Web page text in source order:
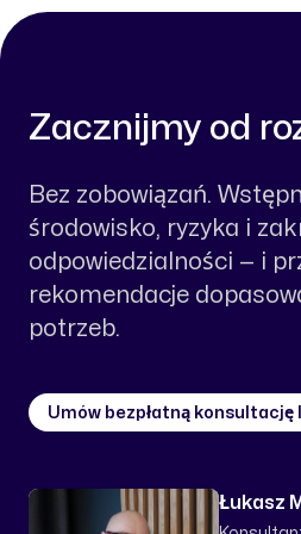
Zacznijmy od
Bez zobowiązań.
środowisko, ryzyka i
odpowiedzialności — i
rekomendacje
potrzeb.
Umów bezpłatną konsultację
Łukasz